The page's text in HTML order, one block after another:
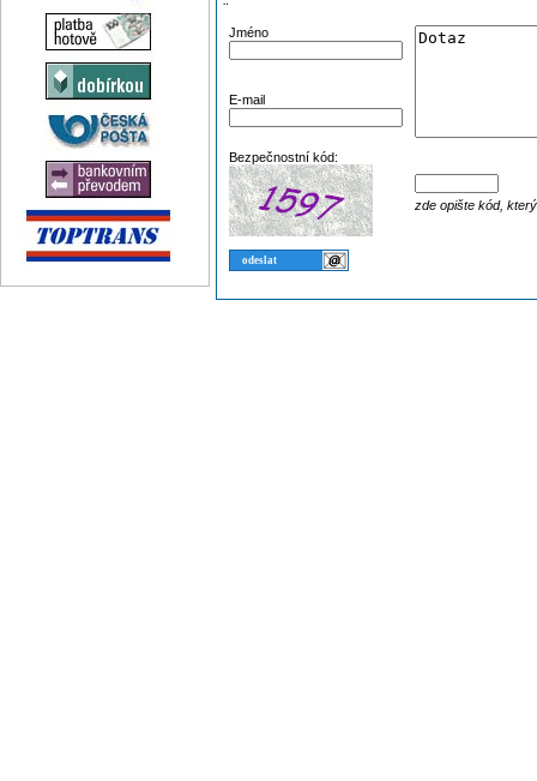
¨
Jméno
E-mail
Bezpečnostní kód:
zde opište kód,